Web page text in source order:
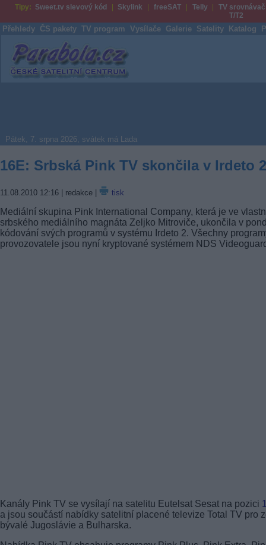
Tipy: Sweet.tv slevový kód Skylink freeSAT Telly
TV srovnávač
T/T2
Přehledy ČS pakety TV program Vysílače Galerie Satelity Katalog
Parabola.cz
Pátek, 7. srpna 2026, svátek má Lada
16E: Srbská Pink TV skončila v Irdeto 2
11.08.2010 12:16 | redakce | tisk
Mediální skupina Pink International Company, která je ve
srbského mediálního magnáta Zeljko Mitroviče, ukončila v
kódování svých programů v systému Irdeto 2. Všechny
provozovatele jsou nyní kryptované systémem NDS
Kanály Pink TV se vysílají na satelitu Eutelsat Sesat na pozici
a jsou součástí nabídky satelitní placené televize Total TV pro
bývalé Jugoslávie a Bulharska.